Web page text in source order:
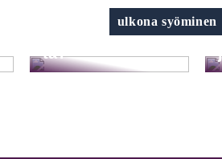
ulkona syöminen
Harkitsetko
kauneusleikkaus
ta?